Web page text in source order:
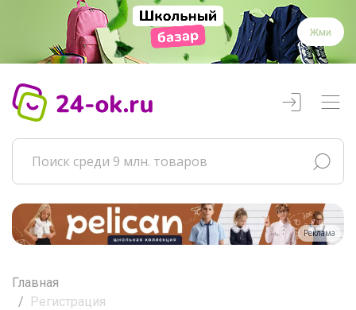
Жми
Реклама
Главная
Регистрация